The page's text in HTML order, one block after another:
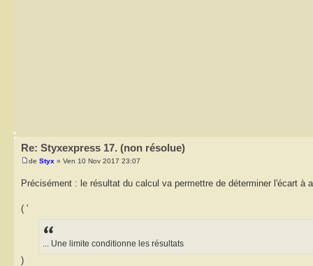
Re: Styxexpress 17. (non résolue)
de Styx » Ven 10 Nov 2017 23:07
Précisément : le résultat du calcul va permettre de déterminer l'écart à
( '
... Une limite conditionne les résultats
)